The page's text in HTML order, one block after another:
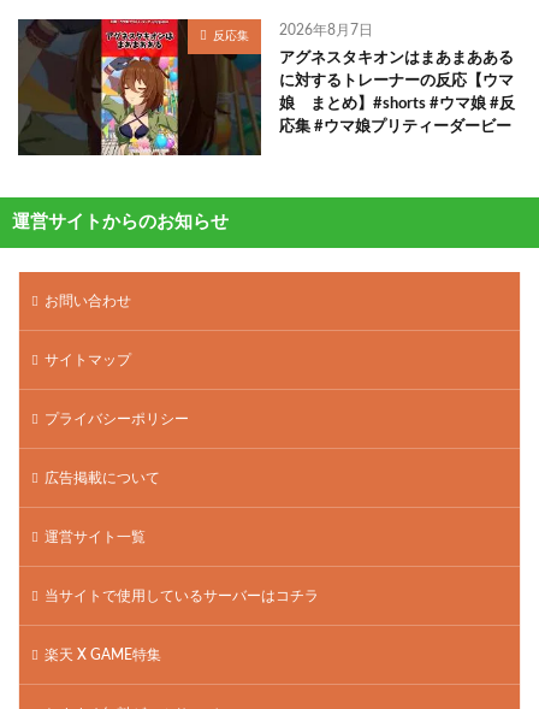
反応集 2026年8月7日
アグネスタキオンはまあまあある
に対するトレーナーの反応【ウマ
娘 まとめ】#shorts #ウマ娘 #反
応集 #ウマ娘プリティーダービー
運営サイトからのお知らせ
お問い合わせ
サイトマップ
プライバシーポリシー
広告掲載について
運営サイト一覧
当サイトで使用しているサーバーはコチラ
楽天 X GAME特集